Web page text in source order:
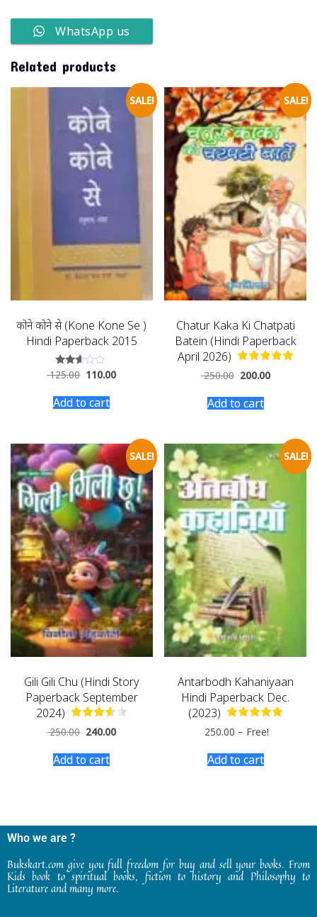
WhatsApp us
Related products
SALE!
कोने कोने से (Kone Kone Se )
Hindi Paperback 2015
Rated
of 5
125.00 110.00
Add to cart
SALE!
Chatur Kaka Ki Chatpati
Batein (Hindi Paperback
April 2026)
250.00 200.00
Add to cart
SALE!
Gili Gili Chu (Hindi Story
Paperback September
2024)
250.00 240.00
Add to cart
SALE!
Antarbodh Kahaniyaan
Hindi Paperback Dec.
(2023)
250.00 – Free!
Add to cart
Who we are ?
Bukskart.com give you full freedom for buy and sell your books. From
Kids book to spiritual books, fiction to history and Philosophy to
Literature and many more.